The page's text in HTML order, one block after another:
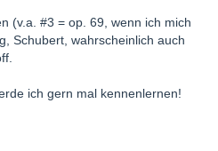
(v.a. #3 = op. 69, wenn ich mich
Schubert, wahrscheinlich auch
ich gern mal kennenlernen!